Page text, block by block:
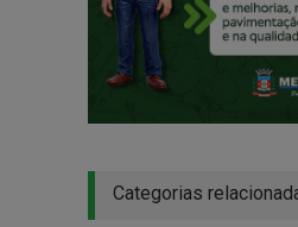
Categorias